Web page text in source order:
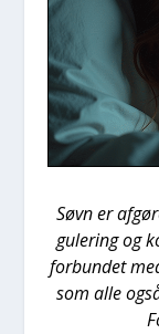
Søvn er
gu­le­ring og
for­bun­det
som alle